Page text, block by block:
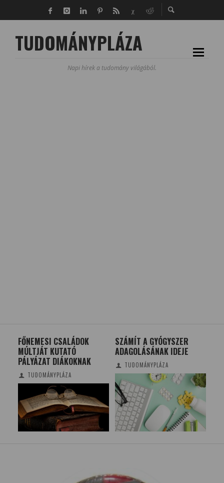
TUDOMÁNYPLÁZA
Napi hírek a tudomány világából.
SZÁMÍT A GYÓGYSZER
ADAGOLÁSÁNAK IDEJE
TUDOMÁNYPLÁZA
MÉHLEGELŐ?
RÓLA SZAKSZERŰEN!
CSONKA BENCE-SZOBOSZLAI
KRISZTINA